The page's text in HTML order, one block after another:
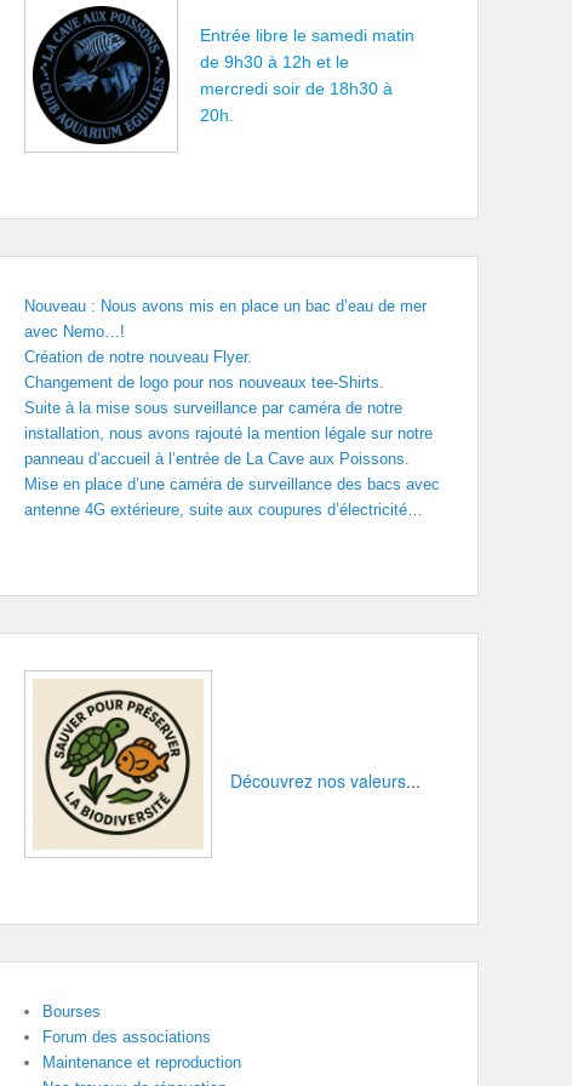
Entrée libre le samedi matin
de 9h30 à 12h et le
mercredi soir de 18h30 à
20h.
Nouveau : Nous avons mis en place un bac d’eau de mer
avec Nemo…!
Création de notre nouveau Flyer.
Changement de logo pour nos nouveaux tee-Shirts.
Suite à la mise sous surveillance par caméra de notre
installation, nous avons rajouté la mention légale sur notre
panneau d’accueil à l’entrée de La Cave aux Poissons.
Mise en place d’une caméra de surveillance des bacs avec
antenne 4G extérieure, suite aux coupures d’électricité…
Découvrez nos valeurs...
Bourses
Forum des associations
Maintenance et reproduction